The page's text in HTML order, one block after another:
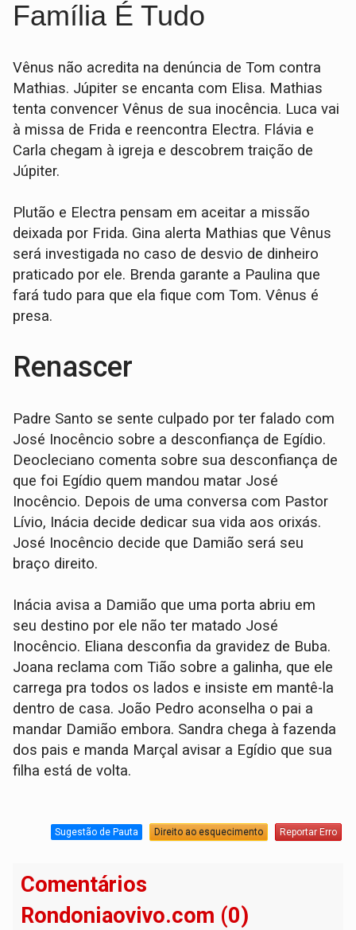
Família É Tudo
Vênus não acredita na denúncia de Tom contra
Mathias. Júpiter se encanta com Elisa. Mathias
tenta convencer Vênus de sua inocência. Luca vai
à missa de Frida e reencontra Electra. Flávia e
Carla chegam à igreja e descobrem traição de
Júpiter.
Plutão e Electra pensam em aceitar a missão
deixada por Frida. Gina alerta Mathias que Vênus
será investigada no caso de desvio de dinheiro
praticado por ele. Brenda garante a Paulina que
fará tudo para que ela fique com Tom. Vênus é
presa.
Renascer
Padre Santo se sente culpado por ter falado com
José Inocêncio sobre a desconfiança de Egídio.
Deocleciano comenta sobre sua desconfiança de
que foi Egídio quem mandou matar José
Inocêncio. Depois de uma conversa com Pastor
Lívio, Inácia decide dedicar sua vida aos orixás.
José Inocêncio decide que Damião será seu
braço direito.
Inácia avisa a Damião que uma porta abriu em
seu destino por ele não ter matado José
Inocêncio. Eliana desconfia da gravidez de Buba.
Joana reclama com Tião sobre a galinha, que ele
carrega pra todos os lados e insiste em mantê-la
dentro de casa. João Pedro aconselha o pai a
mandar Damião embora. Sandra chega à fazenda
dos pais e manda Marçal avisar a Egídio que sua
filha está de volta.
Sugestão de Pauta Direito ao esquecimento Reportar Erro
Comentários
Rondoniaovivo.com (0)